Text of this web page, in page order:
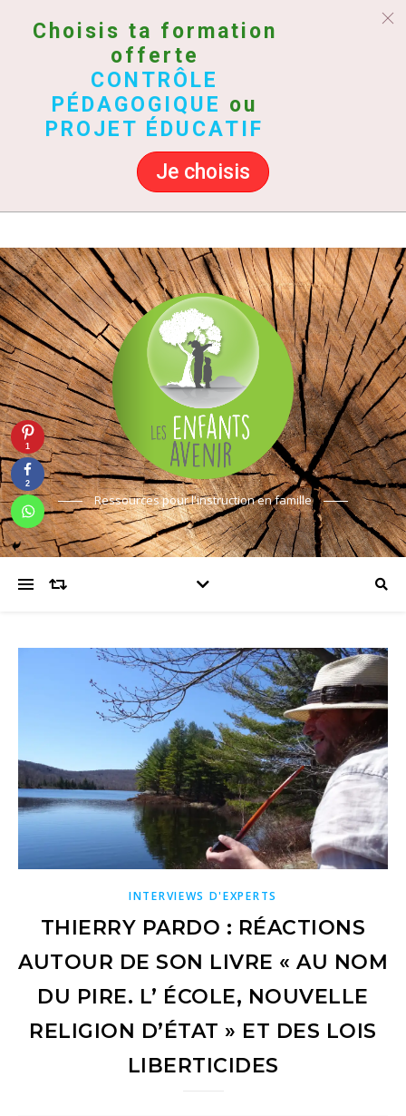
Ressources pour l'instruction en famille
INTERVIEWS D'EXPERTS
THIERRY PARDO : RÉACTIONS
AUTOUR DE SON LIVRE « AU NOM
DU PIRE. L’ ÉCOLE, NOUVELLE
RELIGION D’ÉTAT » ET DES LOIS
LIBERTICIDES
1
2
Choisis ta formation
offerte
CONTRÔLE
PÉDAGOGIQUE ou
PROJET ÉDUCATIF
Je choisis